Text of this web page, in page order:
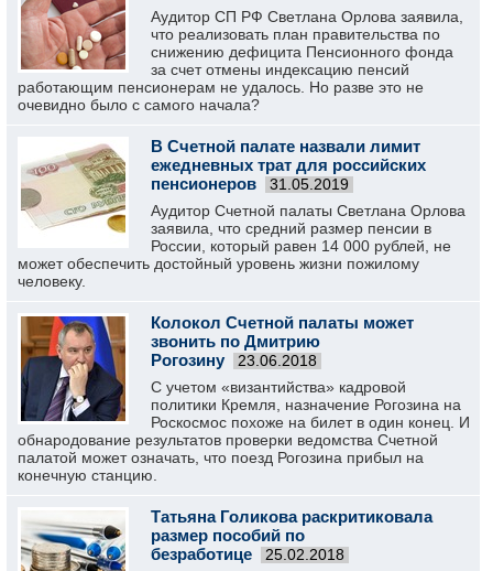
Аудитор СП РФ Светлана Орлова заявила,
что реализовать план правительства по
снижению дефицита Пенсионного фонда
за счет отмены индексацию пенсий
работающим пенсионерам не удалось. Но разве это не
очевидно было с самого начала?
В Счетной палате назвали лимит
ежедневных трат для российских
пенсионеров
31.05.2019
Аудитор Счетной палаты Светлана Орлова
заявила, что средний размер пенсии в
России, который равен 14 000 рублей, не
может обеспечить достойный уровень жизни пожилому
человеку.
Колокол Счетной палаты может
звонить по Дмитрию
Рогозину
23.06.2018
С учетом «византийства» кадровой
политики Кремля, назначение Рогозина на
Роскосмос похоже на билет в один конец. И
обнародование результатов проверки ведомства Счетной
палатой может означать, что поезд Рогозина прибыл на
конечную станцию.
Татьяна Голикова раскритиковала
размер пособий по
безработице
25.02.2018